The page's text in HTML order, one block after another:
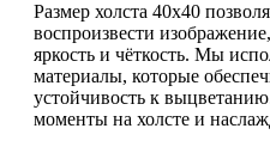
Размер холста 40х40
воспроизвести
яркость и чёткость. Мы
материалы, которые
устойчивость к
моменты на холсте и